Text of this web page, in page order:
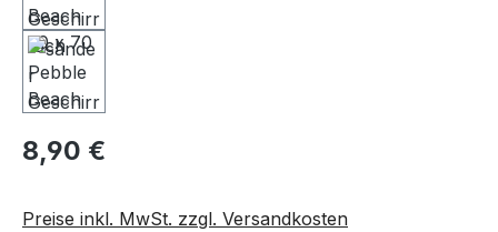
8,90 €
Preise inkl. MwSt. zzgl. Versandkosten